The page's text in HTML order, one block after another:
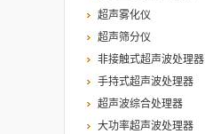
超声雾化仪
超声筛分仪
非接触式超声波处理器
手持式超声波处理器
超声波综合处理器
大功率超声波处理器